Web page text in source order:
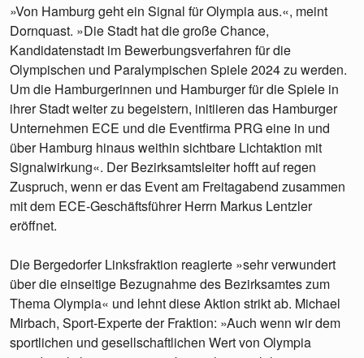
»Von Hamburg geht ein Signal für Olympia aus.«, meint
Dornquast. »Die Stadt hat die große Chance,
Kandidatenstadt im Bewerbungsverfahren für die
Olympischen und Paralympischen Spiele 2024 zu werden.
Um die Hamburgerinnen und Hamburger für die Spiele in
ihrer Stadt weiter zu begeistern, initiieren das Hamburger
Unternehmen ECE und die Eventfirma PRG eine in und
über Hamburg hinaus weithin sichtbare Lichtaktion mit
Signalwirkung«. Der Bezirksamtsleiter hofft auf regen
Zuspruch, wenn er das Event am Freitagabend zusammen
mit dem ECE-Geschäftsführer Herrn Markus Lentzler
eröffnet.
Die Bergedorfer Linksfraktion reagierte »sehr verwundert
über die einseitige Bezugnahme des Bezirksamtes zum
Thema Olympia« und lehnt diese Aktion strikt ab. Michael
Mirbach, Sport-Experte der Fraktion: »Auch wenn wir dem
sportlichen und gesellschaftlichen Wert von Olympia